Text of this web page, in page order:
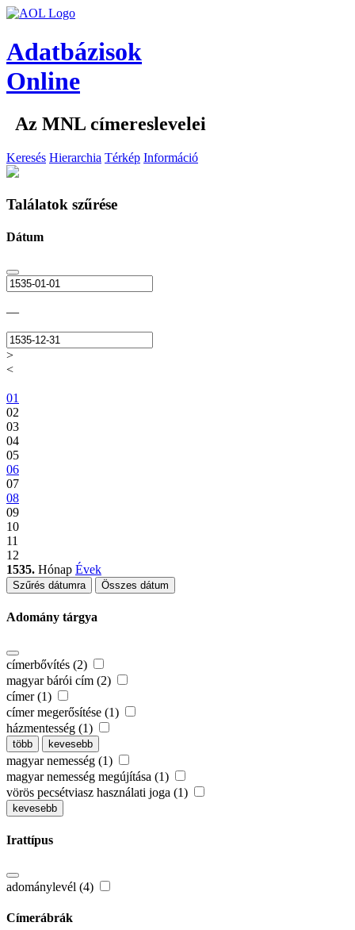
Adatbázisok
Online
Az MNL címereslevelei
Keresés Hierarchia Térkép Információ
Találatok szűrése
Dátum
—
>
<
01
02
03
04
05
06
07
08
09
10
11
12
1535. Hónap Évek
Szűrés dátumra Összes dátum
Adomány tárgya
címerbővítés (2)
magyar bárói cím (2)
címer (1)
címer megerősítése (1)
házmentesség (1)
több kevesebb
magyar nemesség (1)
magyar nemesség megújítása (1)
vörös pecsétviasz használati joga (1)
kevesebb
Irattípus
adománylevél (4)
Címerábrák